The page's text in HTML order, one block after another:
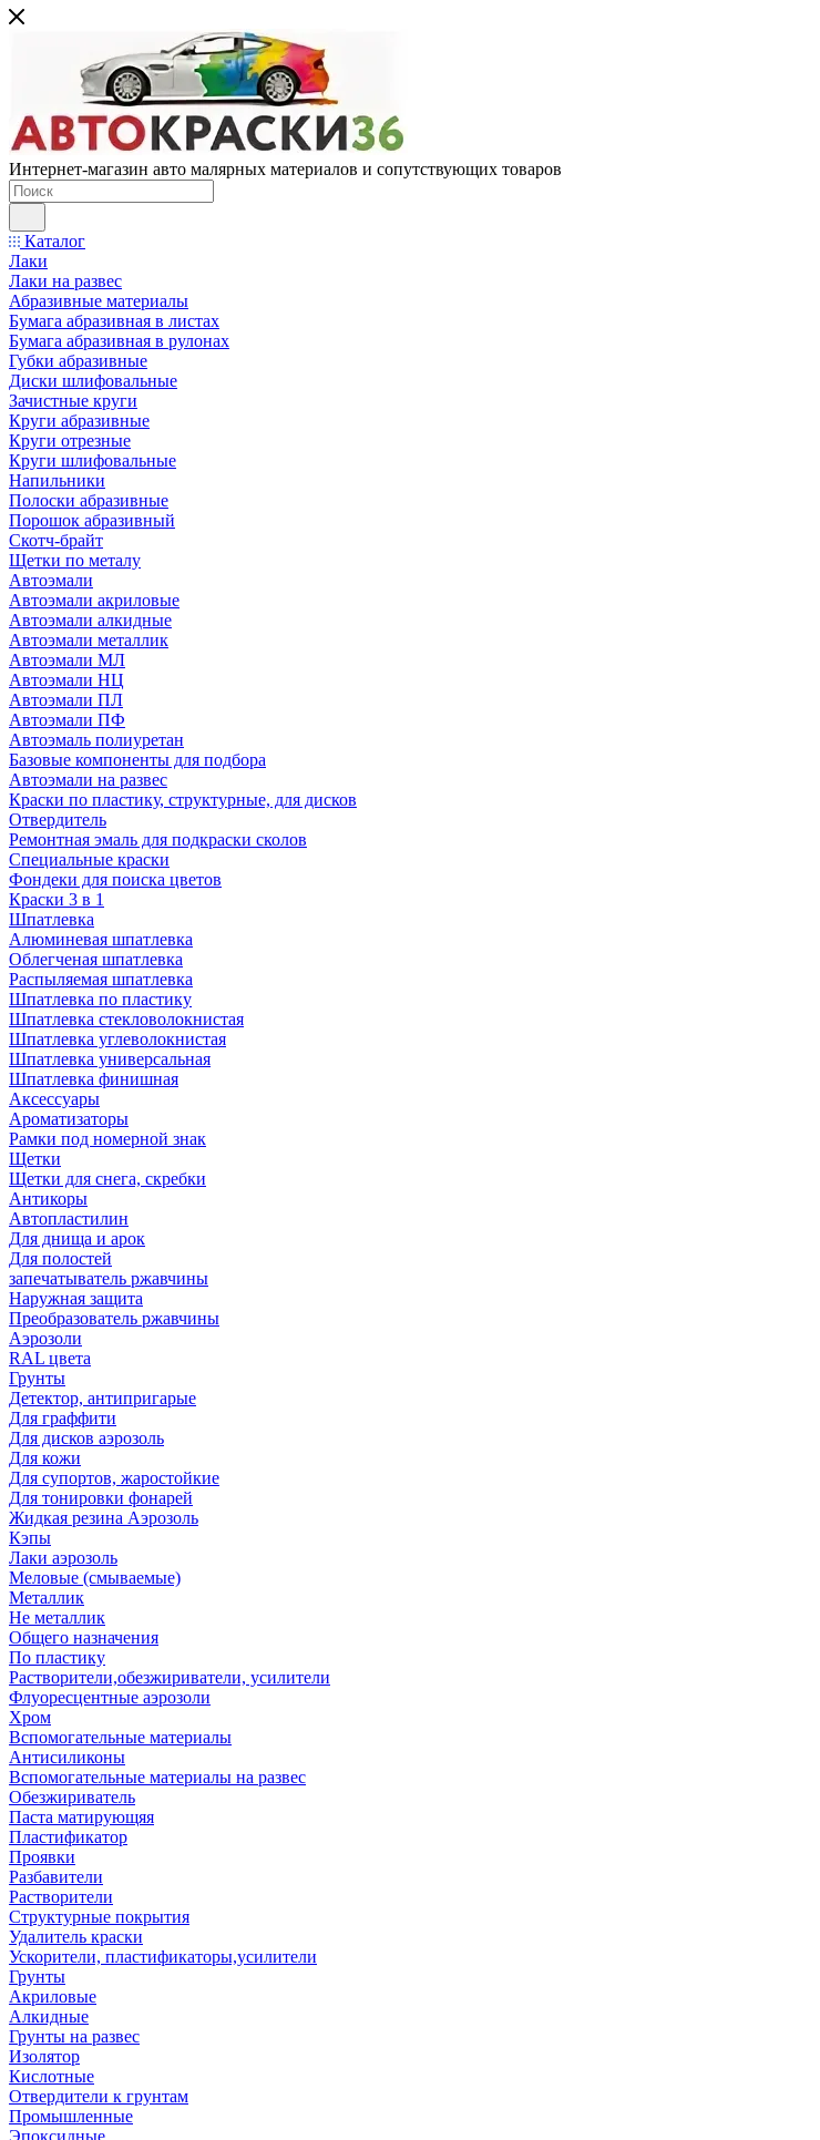
Интернет-магазин авто малярных материалов и сопутствующих товаров
Каталог
Лаки
Лаки на развес
Абразивные материалы
Бумага абразивная в листах
Бумага абразивная в рулонах
Губки абразивные
Диски шлифовальные
Зачистные круги
Круги абразивные
Круги отрезные
Круги шлифовальные
Напильники
Полоски абразивные
Порошок абразивный
Скотч-брайт
Щетки по металу
Автоэмали
Автоэмали акриловые
Автоэмали алкидные
Автоэмали металлик
Автоэмали МЛ
Автоэмали НЦ
Автоэмали ПЛ
Автоэмали ПФ
Автоэмаль полиуретан
Базовые компоненты для подбора
Автоэмали на развес
Краски по пластику, структурные, для дисков
Отвердитель
Ремонтная эмаль для подкраски сколов
Специальные краски
Фондеки для поиска цветов
Краски 3 в 1
Шпатлевка
Алюминевая шпатлевка
Облегченая шпатлевка
Распыляемая шпатлевка
Шпатлевка по пластику
Шпатлевка стекловолокнистая
Шпатлевка углеволокнистая
Шпатлевка универсальная
Шпатлевка финишная
Аксессуары
Ароматизаторы
Рамки под номерной знак
Щетки
Щетки для снега, скребки
Антикоры
Автопластилин
Для днища и арок
Для полостей
запечатыватель ржавчины
Наружная защита
Преобразователь ржавчины
Аэрозоли
RAL цвета
Грунты
Детектор, антипригарые
Для граффити
Для дисков аэрозоль
Для кожи
Для супортов, жаростойкие
Для тонировки фонарей
Жидкая резина Аэрозоль
Кэпы
Лаки аэрозоль
Меловые (смываемые)
Металлик
Не металлик
Общего назначения
По пластику
Растворители,обезжириватели, усилители
Флуоресцентные аэрозоли
Хром
Вспомогательные материалы
Антисиликоны
Вспомогательные материалы на развес
Обезжириватель
Паста матирующяя
Пластификатор
Проявки
Разбавители
Растворители
Структурные покрытия
Удалитель краски
Ускорители, пластификаторы,усилители
Грунты
Акриловые
Алкидные
Грунты на развес
Изолятор
Кислотные
Отвердители к грунтам
Промышленные
Эпоксидные